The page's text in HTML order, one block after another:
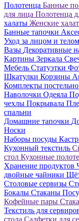
Полотенца Банные
для лица Полотенца
халаты Женские
Банные тапочки
Уход за лицом и телом
Вазы Декоративные
Картины Зеркала
Мебель Статуэтки
Шкатулки Корзины
Комплекты
Наволочки Одеяла
чехлы Покрывала
спальни
Домашние тапочки
Носки
Наборы посуды
Кухонный текстиль
стол Кухонные
Хранение продуктов
двойные чайники
Столовые сервизы
Бокалы Стаканы
Кофейные пары
Текстиль для
стола Салфетки для